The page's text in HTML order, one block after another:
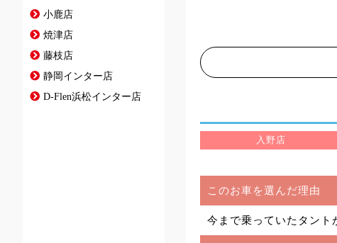
小鹿店
焼津店
藤枝店
静岡インター店
D-Flen浜松インター店
入野店
このお車を選んだ理由
今まで乗っていたタント